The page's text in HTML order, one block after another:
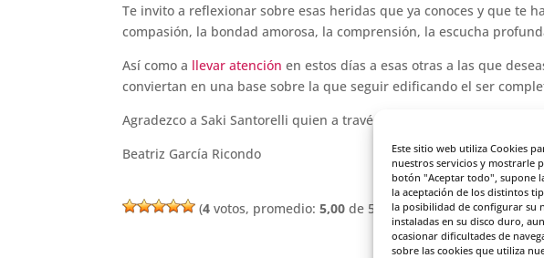
Este sitio web utiliza Cookies
nuestros servicios y mostrarle
botón "Aceptar todo", supone
la aceptación de los distintos
la posibilidad de configurar su
instaladas en su disco duro,
ocasionar dificultades de
sobre las cookies que utiliza
Te invito a reflexionar sobre esas heridas que ya conoces y que te
compasión, la bondad amorosa, la comprensión, la escucha
Así como a llevar atención en estos días a esas otras a las que
conviertan en una base sobre la que seguir edificando el ser
Agradezco a Saki Santorelli quien a través de su libro «Sánate tú
Beatriz García Ricondo
(4 votos, promedio:5,00 de 5)